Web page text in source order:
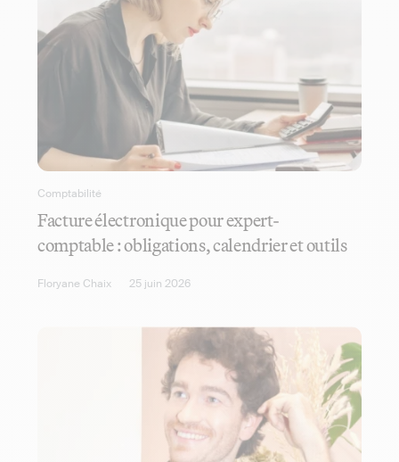
Comptabilité
Facture électronique pour expert-
comptable : obligations, calendrier et outils
Floryane Chaix 25 juin 2026